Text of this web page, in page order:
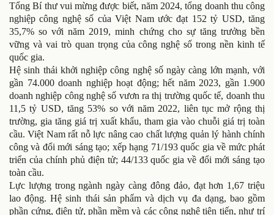
Tổng Bí thư vui mừng được biết, năm 2024, tổng doanh thu công
nghiệp công nghệ số của Việt Nam ước đạt 152 tỷ USD, tăng
35,7% so với năm 2019, minh chứng cho sự tăng trưởng bền
vững và vai trò quan trọng của công nghệ số trong nền kinh tế
quốc gia.
Hệ sinh thái khởi nghiệp công nghệ số ngày càng lớn mạnh, với
gần 74.000 doanh nghiệp hoạt động; hết năm 2023, gần 1.900
doanh nghiệp công nghệ số vươn ra thị trường quốc tế, doanh thu
11,5 tỷ USD, tăng 53% so với năm 2022, liên tục mở rộng thị
trường, gia tăng giá trị xuất khẩu, tham gia vào chuỗi giá trị toàn
cầu. Việt Nam rất nỗ lực nâng cao chất lượng quản lý hành chính
công và đổi mới sáng tạo; xếp hạng 71/193 quốc gia về mức phát
triển của chính phủ điện tử; 44/133 quốc gia về đổi mới sáng tạo
toàn cầu.
Lực lượng trong ngành ngày càng đông đảo, đạt hơn 1,67 triệu
lao động. Hệ sinh thái sản phẩm và dịch vụ đa dạng, bao gồm
phần cứng, điện tử, phần mềm và các công nghệ tiên tiến, như trí